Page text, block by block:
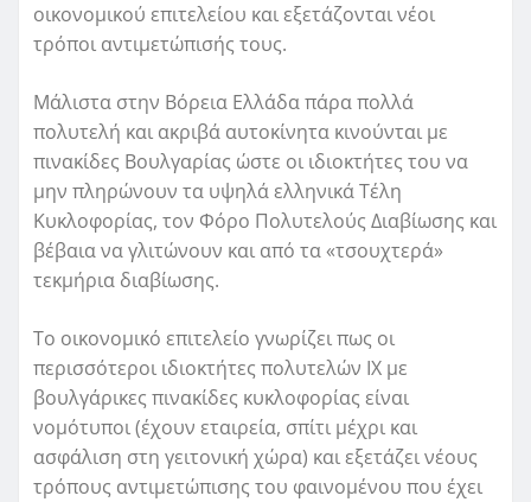
οικονομικού επιτελείου και εξετάζονται νέοι
τρόποι αντιμετώπισής τους.
Μάλιστα στην Βόρεια Ελλάδα πάρα πολλά
πολυτελή και ακριβά αυτοκίνητα κινούνται με
πινακίδες Βουλγαρίας ώστε οι ιδιοκτήτες του να
μην πληρώνουν τα υψηλά ελληνικά Τέλη
Κυκλοφορίας, τον Φόρο Πολυτελούς Διαβίωσης και
βέβαια να γλιτώνουν και από τα «τσουχτερά»
τεκμήρια διαβίωσης.
Το οικονομικό επιτελείο γνωρίζει πως οι
περισσότεροι ιδιοκτήτες πολυτελών ΙΧ με
βουλγάρικες πινακίδες κυκλοφορίας είναι
νομότυποι (έχουν εταιρεία, σπίτι μέχρι και
ασφάλιση στη γειτονική χώρα) και εξετάζει νέους
τρόπους αντιμετώπισης του φαινομένου που έχει